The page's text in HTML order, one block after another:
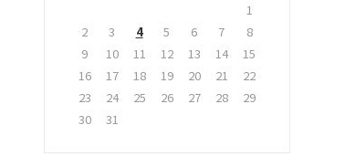
1
2
3 4 5 6 7
8
9
10 11 12 13 14
15
16
17 18 19 20 21
22
23
24 25 26 27 28
29
30
31